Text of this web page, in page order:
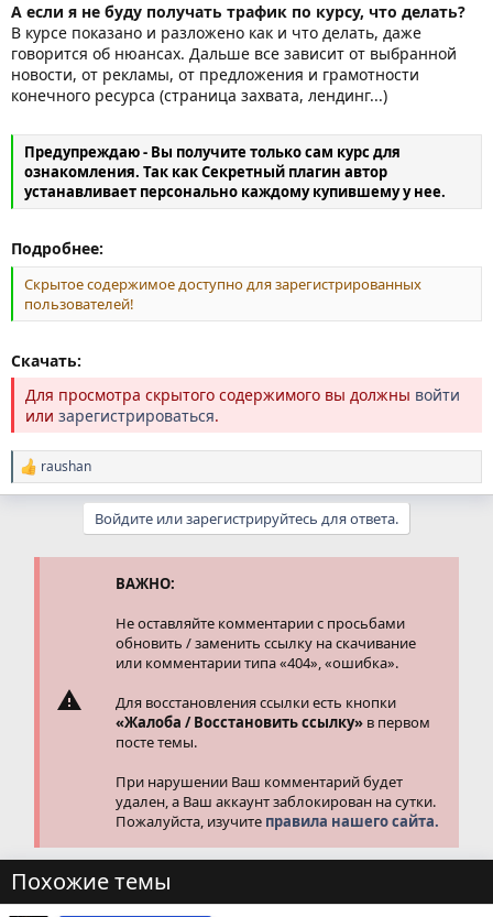
А если я не буду получать трафик по курсу, что делать?
В курсе показано и разложено как и что делать, даже
говорится об нюансах. Дальше все зависит от выбранной
новости, от рекламы, от предложения и грамотности
конечного ресурса (страница захвата, лендинг...)
Предупреждаю - Вы получите только сам курс для
ознакомления. Так как Секретный плагин автор
устанавливает персонально каждому купившему у нее.
Подробнее:
Скрытое содержимое доступно для зарегистрированных
пользователей!
Скачать:
Для просмотра скрытого содержимого вы должны войти
или зарегистрироваться.
Р
е
raushan
Войдите или зарегистрируйтесь для ответа.
ВАЖНО:
Не оставляйте комментарии с просьбами
обновить / заменить ссылку на скачивание
или комментарии типа «404», «ошибка».
Для восстановления ссылки есть кнопки
«Жалоба / Восстановить ссылку» в первом
посте темы.
При нарушении Ваш комментарий будет
удален, а Ваш аккаунт заблокирован на сутки.
Пожалуйста, изучите правила нашего сайта.
Похожие темы